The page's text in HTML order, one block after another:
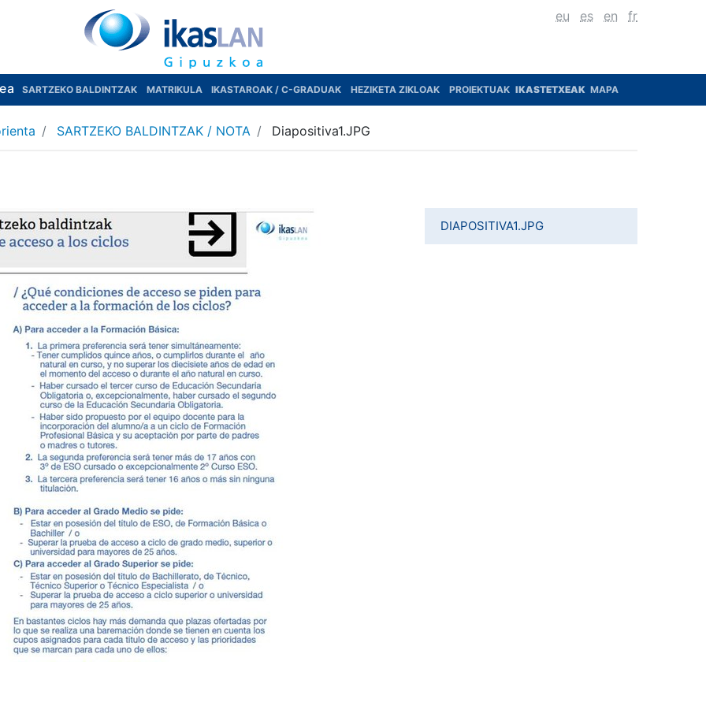
eu es en fr
SARTZEKO BALDINTZAK MATRIKULA IKASTAROAK / C-GRADUAK HEZIKETA ZIKLOAK PROIEKTUAK IKASTETXEAK MAPA
SARTZEKO BALDINTZAK / NOTA Diapositiva1.JPG
DIAPOSITIVA1.JPG